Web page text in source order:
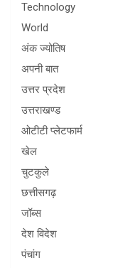
Technology
World
अंक ज्योतिष
अपनी बात
उत्तर प्रदेश
उत्तराखण्ड
ओटीटी प्लेटफार्म
खेल
चुटकुले
छत्तीसगढ़
जॉब्स
देश विदेश
पंचांग